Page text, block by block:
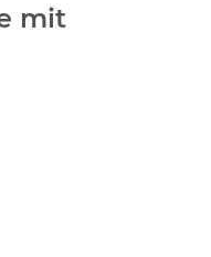
mit